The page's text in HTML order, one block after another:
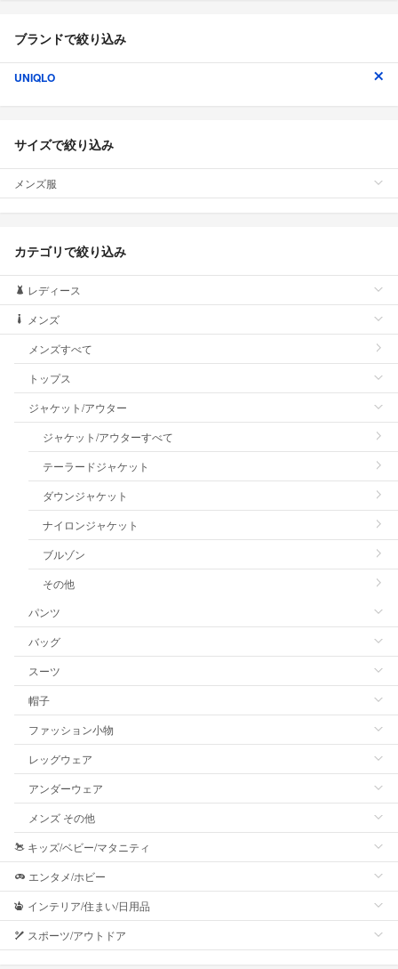
ブランドで絞り込み
UNIQLO
サイズで絞り込み
メンズ服
カテゴリで絞り込み
レディース
メンズ
メンズすべて
トップス
ジャケット/アウター
ジャケット/アウターすべて
テーラードジャケット
ダウンジャケット
ナイロンジャケット
ブルゾン
その他
パンツ
バッグ
スーツ
帽子
ファッション小物
レッグウェア
アンダーウェア
メンズ その他
キッズ/ベビー/マタニティ
エンタメ/ホビー
インテリア/住まい/日用品
スポーツ/アウトドア